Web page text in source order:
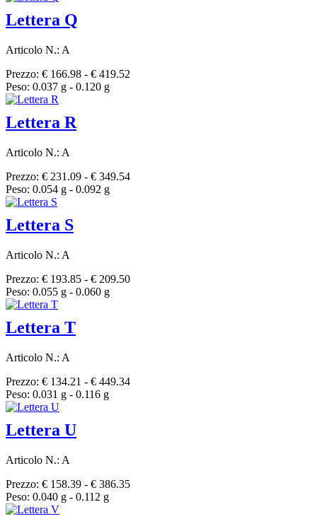
Lettera Q
Articolo N.: A
Prezzo: € 166.98 - € 419.52
Peso: 0.037 g - 0.120 g
Lettera R
Articolo N.: A
Prezzo: € 231.09 - € 349.54
Peso: 0.054 g - 0.092 g
Lettera S
Articolo N.: A
Prezzo: € 193.85 - € 209.50
Peso: 0.055 g - 0.060 g
Lettera T
Articolo N.: A
Prezzo: € 134.21 - € 449.34
Peso: 0.031 g - 0.116 g
Lettera U
Articolo N.: A
Prezzo: € 158.39 - € 386.35
Peso: 0.040 g - 0.112 g